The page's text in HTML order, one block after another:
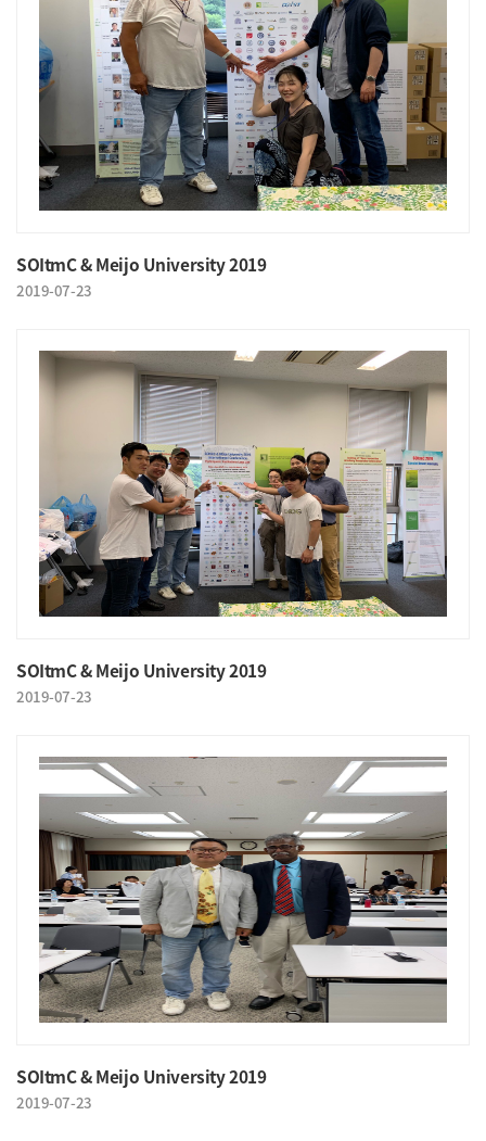
SOItmC & Meijo University 2019
2019-07-23
SOItmC & Meijo University 2019
2019-07-23
SOItmC & Meijo University 2019
2019-07-23